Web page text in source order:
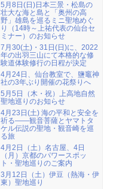
5月8日(日)日本三景・松島の
壮大な海と島と「奥州の高
野」雄島を巡るミニ聖地めぐ
り（14時～上祐代表の仙台セ
ミナー）のお知らせ
7月30(土)・31日(日)に、2022
年の出羽三山にて本格的な修
験道体験修行の日程が決定
4月24日、仙台教室で、鹽竈神
社の3年ぶり開催の花祭りへ
5月5日（木・祝）上高地自然
聖地巡りのお知らせ
4月23日(土) 海の平和と安全を
祈る――観音菩薩とヤマトタ
ケル伝説の聖地・観音崎を巡
る旅
4月2日（土）名古屋、4日
（月）京都のパワースポッ
ト・聖地巡りのご案内
3月12日（土）伊豆（熱海・伊
東）聖地巡り